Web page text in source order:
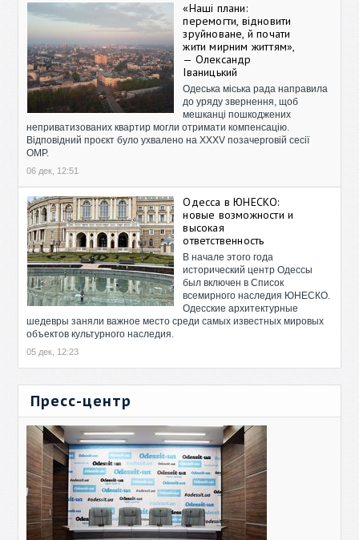
«Наші плани:
перемогти, відновити
зруйноване, й почати
жити мирним життям»,
— Олександр
Іваницький
Одеська міська рада направила
до уряду звернення, щоб
мешканці пошкоджених
неприватизованих квартир могли отримати компенсацію.
Відповідний проєкт було ухвалено на XXXV позачерговій сесії
ОМР.
06 дек, 12:51
Одесса в ЮНЕСКО:
новые возможности и
высокая
ответственность
В начале этого года
исторический центр Одессы
был включен в Список
всемирного наследия ЮНЕСКО.
Одесские архитектурные
шедевры заняли важное место среди самых известных мировых
объектов культурного наследия.
05 дек, 12:23
Пресс-центр